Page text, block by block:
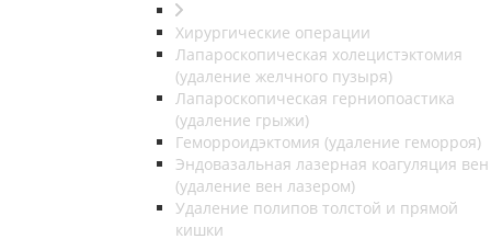
Хирургические операции
Лапароскопическая холецистэктомия
(удаление желчного пузыря)
Лапароскопическая герниопоастика
(удаление грыжи)
Геморроидэктомия (удаление геморроя)
Эндовазальная лазерная коагуляция вен
(удаление вен лазером)
Удаление полипов толстой и прямой
кишки